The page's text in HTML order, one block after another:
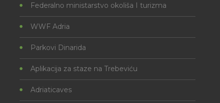
Federalno ministarstvo okoliša I turizma
WWF Adria
Parkovi Dinarida
Aplikacija za staze na Trebeviću
Adriaticaves